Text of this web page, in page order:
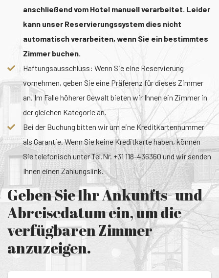
anschließend vom Hotel manuell verarbeitet. Leider
kann unser Reservierungssystem dies nicht
automatisch verarbeiten, wenn Sie ein bestimmtes
Zimmer buchen.
Haftungsausschluss: Wenn Sie eine Reservierung
vornehmen, geben Sie eine Präferenz für dieses Zimmer
an. Im Falle höherer Gewalt bieten wir Ihnen ein Zimmer in
der gleichen Kategorie an.
Bei der Buchung bitten wir um eine Kreditkartennummer
als Garantie. Wenn Sie keine Kreditkarte haben, können
Sie telefonisch unter Tel.Nr. +31 118-436360 und wir senden
Ihnen einen Zahlungslink.
Geben Sie Ihr Ankunfts- und
Abreisedatum ein, um die
verfügbaren Zimmer
anzuzeigen.